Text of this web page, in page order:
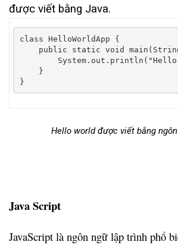
được viết bằng Java.
class HelloWorldApp
{
public
static void main (
System. out . println (
}
}
Hello world được viết bằng
Java Script
JavaScript là ngôn ngữ lập trình phổ